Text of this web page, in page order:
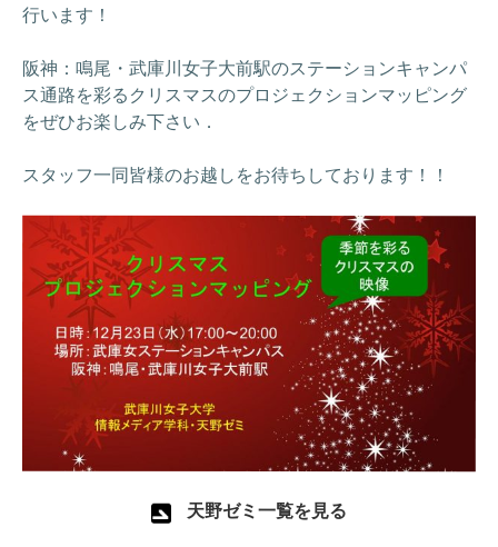
行います！
阪神：鳴尾・武庫川女子大前駅のステーションキャンパ
ス通路を彩るクリスマスのプロジェクションマッピング
をぜひお楽しみ下さい．
スタッフ一同皆様のお越しをお待ちしております！！
天野ゼミ一覧を見る